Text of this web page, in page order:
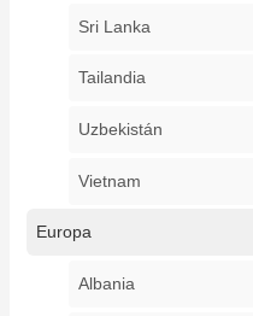
Sri Lanka
Tailandia
Uzbekistán
Vietnam
Europa
Albania